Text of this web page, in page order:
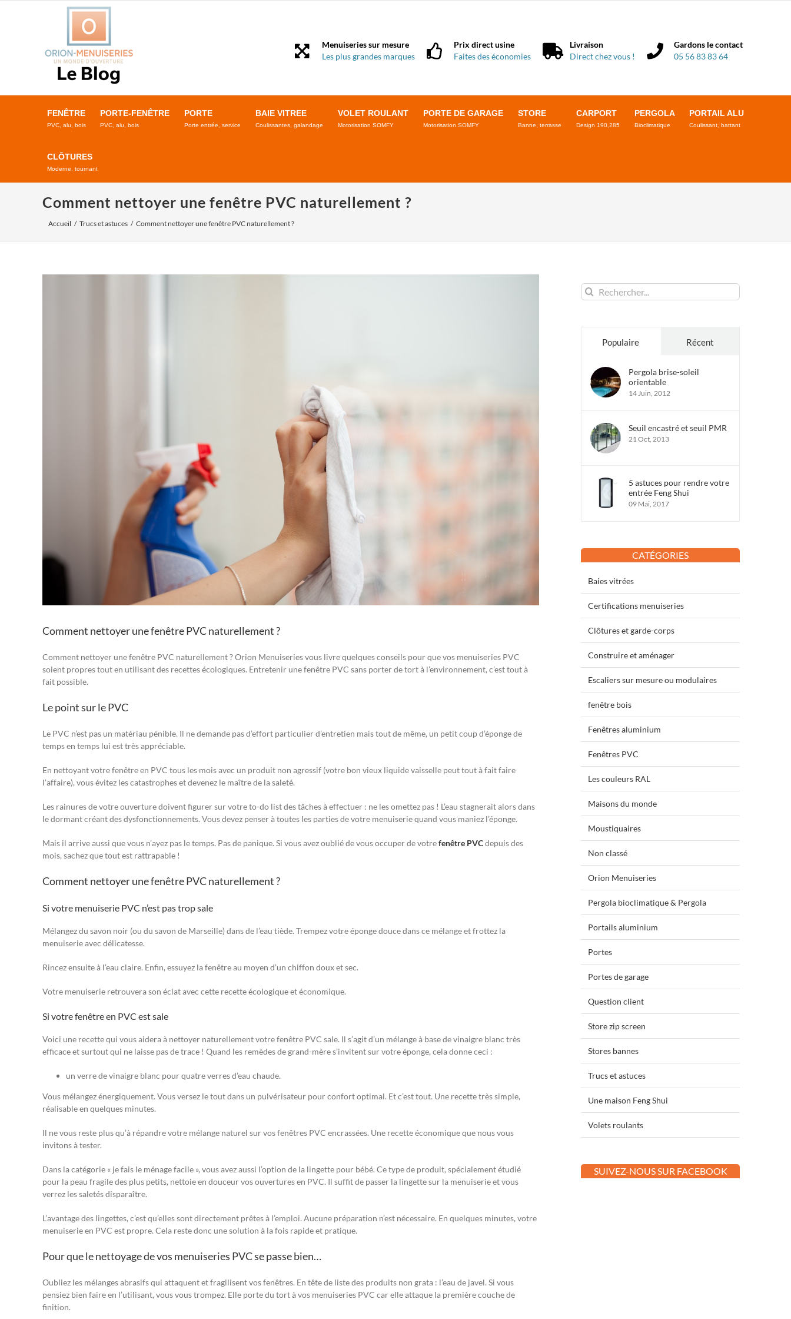
Menuiseries sur mesure
Les plus grandes marques
Prix direct usine
Faites des économies
Livraison
Direct chez vous !
Gardons le contact
05 56 83 83 64
FENÊTRE
PVC, alu, bois
PORTE-FENÊTRE
PVC, alu, bois
PORTE
Porte entrée, service
BAIE VITREE
Coulissantes, galandage
VOLET ROULANT
Motorisation SOMFY
PORTE DE GARAGE
Motorisation SOMFY
STORE
Banne, terrasse
CARPORT
Design 190,285
PERGOLA
Bioclimatique
PORTAIL ALU
Coulissant, battant
CLÔTURES
Moderne, tournant
Comment nettoyer une fenêtre PVC naturellement ?
Accueil Trucs et astuces Comment nettoyer une fenêtre PVC naturellement ?
Comment nettoyer une fenêtre PVC naturellement ?
Comment nettoyer une fenêtre PVC naturellement ? Orion Menuiseries vous livre quelques conseils pour que vos menuiseries PVC
soient propres tout en utilisant des recettes écologiques. Entretenir une fenêtre PVC sans porter de tort à l’environnement, c’est tout à
fait possible.
Le point sur le PVC
Le PVC n’est pas un matériau pénible. Il ne demande pas d’effort particulier d’entretien mais tout de même, un petit coup d’éponge de
temps en temps lui est très appréciable.
En nettoyant votre fenêtre en PVC tous les mois avec un produit non agressif (votre bon vieux liquide vaisselle peut tout à fait faire
l’affaire), vous évitez les catastrophes et devenez le maître de la saleté.
Les rainures de votre ouverture doivent figurer sur votre to-do list des tâches à effectuer : ne les omettez pas ! L’eau stagnerait alors dans
le dormant créant des dysfonctionnements. Vous devez penser à toutes les parties de votre menuiserie quand vous maniez l’éponge.
Mais il arrive aussi que vous n’ayez pas le temps. Pas de panique. Si vous avez oublié de vous occuper de votrefenêtre PVCdepuis des
mois, sachez que tout est rattrapable !
Comment nettoyer une fenêtre PVC naturellement ?
Si votre menuiserie PVC n’est pas trop sale
Mélangez du savon noir (ou du savon de Marseille) dans de l’eau tiède. Trempez votre éponge douce dans ce mélange et frottez la
menuiserie avec délicatesse.
Rincez ensuite à l’eau claire. Enfin, essuyez la fenêtre au moyen d’un chiffon doux et sec.
Votre menuiserie retrouvera son éclat avec cette recette écologique et économique.
Si votre fenêtre en PVC est sale
Voici une recette qui vous aidera à nettoyer naturellement votre fenêtre PVC sale. Il s’agit d’un mélange à base de vinaigre blanc très
efficace et surtout qui ne laisse pas de trace ! Quand les remèdes de grand-mère s’invitent sur votre éponge, cela donne ceci :
un verre de vinaigre blanc pour quatre verres d’eau chaude.
Vous mélangez énergiquement. Vous versez le tout dans un pulvérisateur pour confort optimal. Et c’est tout. Une recette très simple,
réalisable en quelques minutes.
Il ne vous reste plus qu’à répandre votre mélange naturel sur vos fenêtres PVC encrassées. Une recette économique que nous vous
invitons à tester.
Dans la catégorie « je fais le ménage facile », vous avez aussi l’option de la lingette pour bébé. Ce type de produit, spécialement étudié
pour la peau fragile des plus petits, nettoie en douceur vos ouvertures en PVC. Il suffit de passer la lingette sur la menuiserie et vous
verrez les saletés disparaître.
L’avantage des lingettes, c’est qu’elles sont directement prêtes à l’emploi. Aucune préparation n’est nécessaire. En quelques minutes, votre
menuiserie en PVC est propre. Cela reste donc une solution à la fois rapide et pratique.
Pour que le nettoyage de vos menuiseries PVC se passe bien…
Oubliez les mélanges abrasifs qui attaquent et fragilisent vos fenêtres. En tête de liste des produits non grata : l’eau de javel. Si vous
pensiez bien faire en l’utilisant, vous vous trompez. Elle porte du tort à vos menuiseries PVC car elle attaque la première couche de
finition.
Rechercher:
Populaire Récent
Pergola brise-soleil
orientable
14 Juin, 2012
Seuil encastré et seuil PMR
21 Oct, 2013
5 astuces pour rendre votre
entrée Feng Shui
09 Mai, 2017
CATÉGORIES
Baies vitrées
Certifications menuiseries
Clôtures et garde-corps
Construire et aménager
Escaliers sur mesure ou modulaires
fenêtre bois
Fenêtres aluminium
Fenêtres PVC
Les couleurs RAL
Maisons du monde
Moustiquaires
Non classé
Orion Menuiseries
Pergola bioclimatique & Pergola
Portails aluminium
Portes
Portes de garage
Question client
Store zip screen
Stores bannes
Trucs et astuces
Une maison Feng Shui
Volets roulants
SUIVEZ-NOUS SUR FACEBOOK